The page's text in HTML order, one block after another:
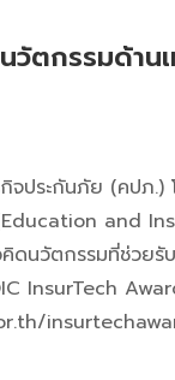
วัตกรรมด้า
จประกันภัย (คป
and
นวัตกรรมที่ช่วยรั
InsurTech